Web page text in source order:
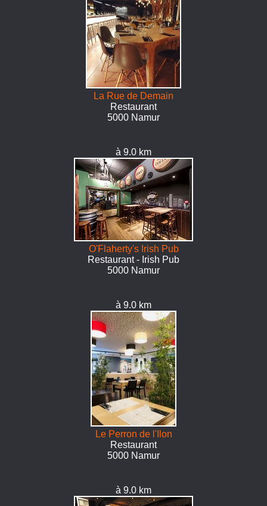
La Rue de Demain
Restaurant
5000 Namur
à 9.0 km
O'Flaherty's Irish Pub
Restaurant - Irish Pub
5000 Namur
à 9.0 km
Le Perron de l'Ilon
Restaurant
5000 Namur
à 9.0 km